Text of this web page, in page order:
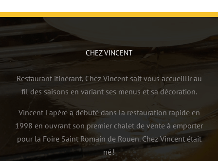
CHEZ VINCENT
Restaurant itinérant, Chez Vincent sait vous accueillir au
fil des saisons en variant ses menus et sa décoration.
Vincent Lapère a débuté dans la restauration rapide en
1998 en ouvrant son premier chalet de vente à emporter
pour la Foire Saint Romain de Rouen. Chez Vincent était
né !